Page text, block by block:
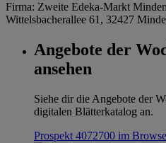
Firma: Zweite Edeka-Markt
Wittelsbacherallee 61, 32427
Angebote der
ansehen
Siehe dir die Angebote der
digitalen Blätterkatalog an.
Prospekt 4072700 im